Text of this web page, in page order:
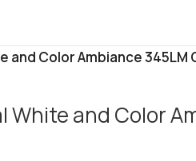
Color Ambiance 345LM
White and Color